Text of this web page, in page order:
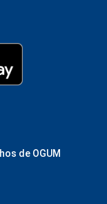
de OGUM